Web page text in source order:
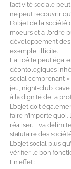
l’activité sociale
ne peut recouvrir
L’objet de la
moeurs et à l’ordre
développement des
exemple, illicite.
La licéité peut
déontologiques
social comprenant «
jeu, night-club,
à la dignité de la
L’objet doit
faire n’importe quoi.
réaliser. Il va
statutaire des
L’objet social plus
vérifier le bon
En effet :